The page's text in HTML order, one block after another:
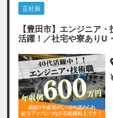
正社員
【豊田市】エンジニア
活躍！／社宅や寮ありU